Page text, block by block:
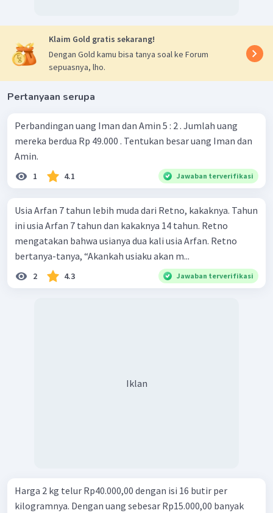
Klaim Gold gratis sekarang!
Dengan Gold kamu bisa tanya soal ke Forum
sepuasnya, lho.
Pertanyaan serupa
Perbandingan uang Iman dan Amin 5 : 2 . Jumlah uang
mereka berdua Rp 49.000 . Tentukan besar uang Iman dan
Amin.
1 4.1 Jawaban terverifikasi
Usia Arfan 7 tahun lebih muda dari Retno, kakaknya. Tahun
ini usia Arfan 7 tahun dan kakaknya 14 tahun. Retno
mengatakan bahwa usianya dua kali usia Arfan. Retno
bertanya-tanya, “Akankah usiaku akan m...
2 4.3 Jawaban terverifikasi
Iklan
Harga 2 kg telur Rp40.000,00 dengan isi 16 butir per
kilogramnya. Dengan uang sebesar Rp15.000,00 banyak